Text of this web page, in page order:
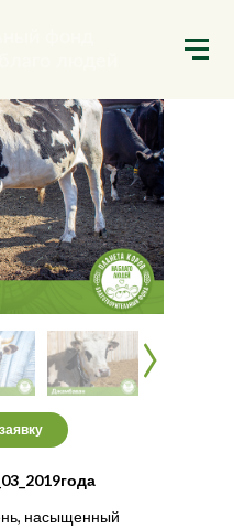
‹
‹
насыщенный